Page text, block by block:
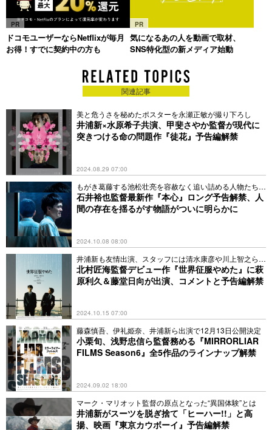
PR
ドコモユーザーならNetflixが毎月
お得！すでに契約中の方も
PR
気になるあの人を動画で取材、
SNS特化型の新メディア始動
関連記事
美と危うさを秘めたポスターを永瀬正敏が撮り下ろし
井浦新×水原希子共演、甲斐さやか監督が現代に
突きつける命の問題作『徒花』予告編解禁
2024.08.29 07:00
もがき葛藤する池松壮亮を容赦なく追い詰める人物たちの
姿も
石井裕也監督最新作『本心』ロング予告解禁、人
間の存在を揺るがす物語がついに明らかに
2024.10.08 08:00
井浦新も友情出演、スタッフには清⽔康彦や川上智之ら集
結
北村匠海監督デビュー作『世界征服やめた』に萩
原利久＆藤堂日向が出演、コメントと予告編解禁
2024.10.15 07:00
藤森慎吾、伊礼姫奈、井浦新ら出演で12月13日公開決定
小栗旬、浅野忠信ら監督務める『MIRRORLIAR
FILMS Season6』全5作品のラインナップ解禁
2024.09.02 18:00
マーク・マリオット監督の原点となった“異国体験”とは
井浦新がスーツを脱ぎ捨て「ヒーハー!!」と高
揚、映画『東京カウボーイ』予告編解禁